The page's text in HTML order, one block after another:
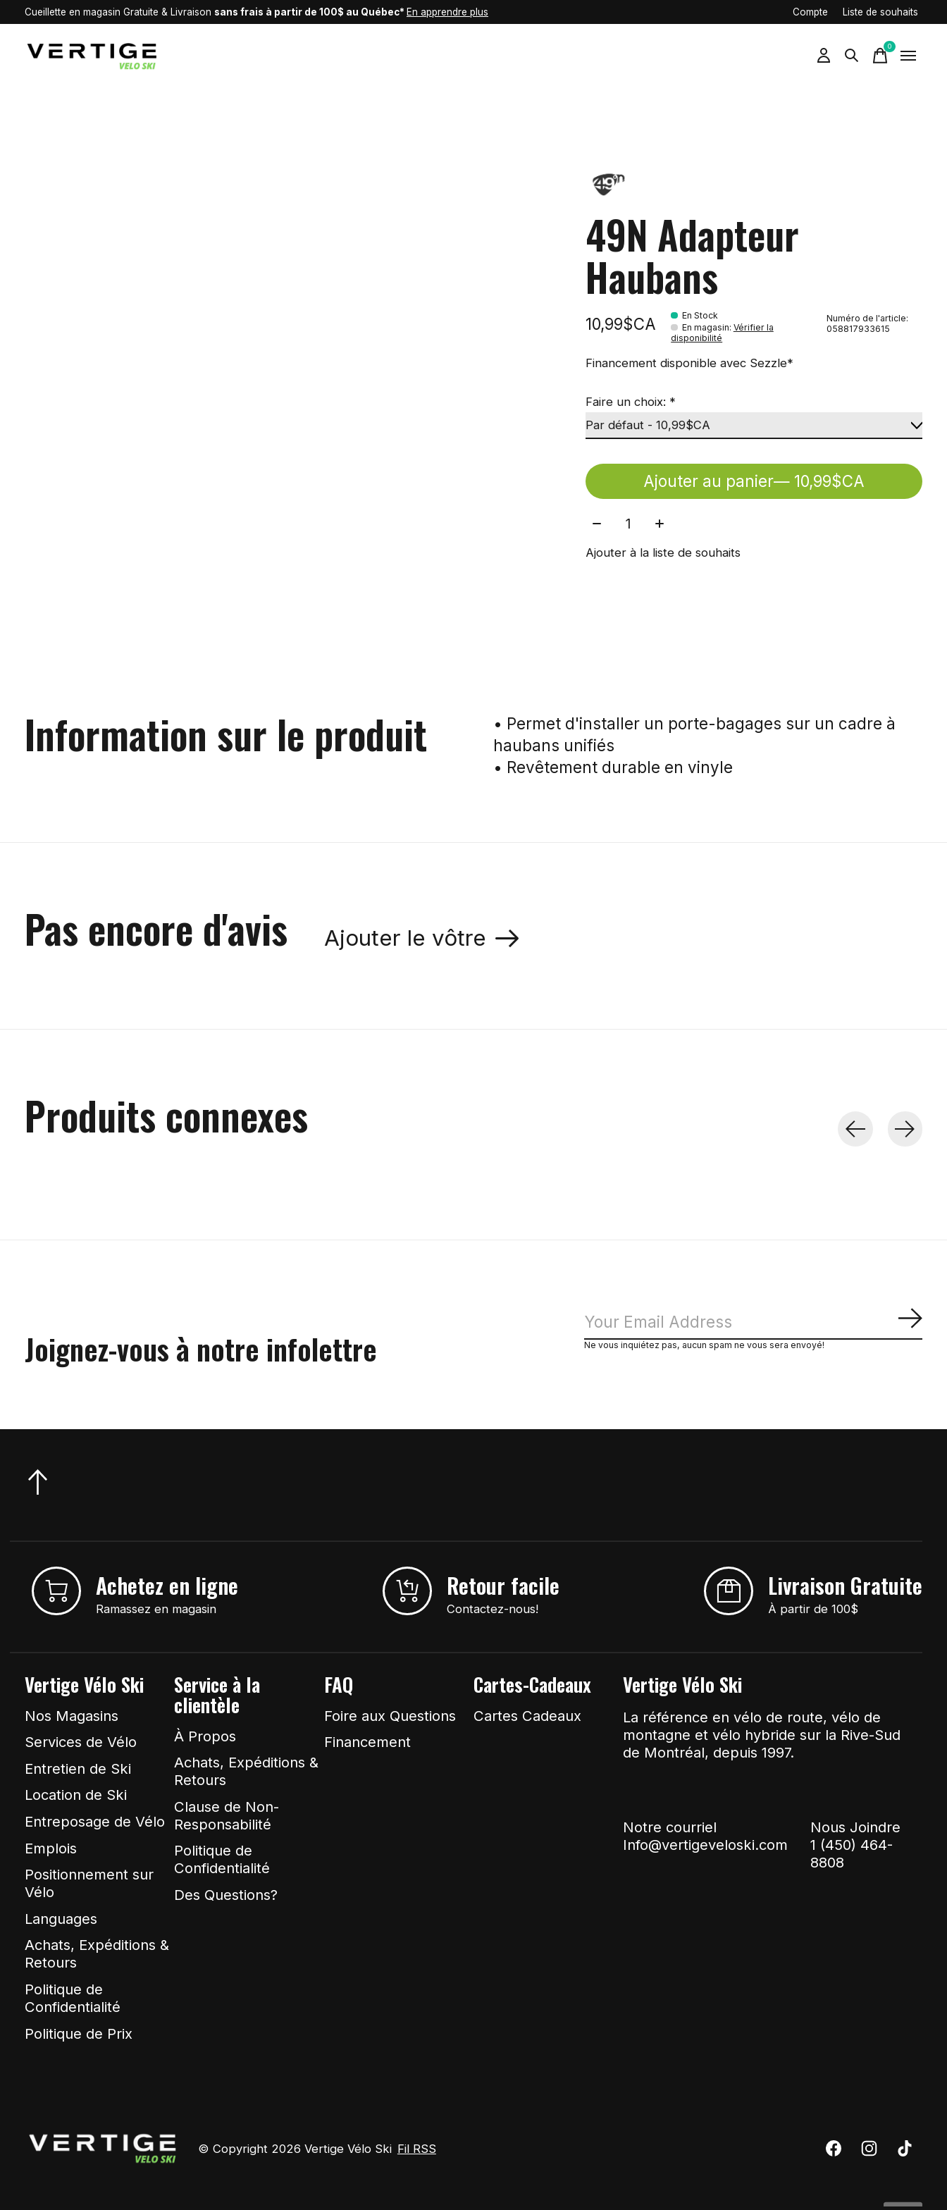
Cueillette en magasin Gratuite & Livraison sans frais à partir de 100$ au Québec* En apprendre plus Compte Liste de souhaits
0items
49N Adapteur
Haubans
10,99$CA
En Stock
En magasin: Vérifier la
disponibilité
Numéro de l'article:
058817933615
Financement disponible avec Sezzle*
Faire un choix: *
Ajouter au panier
— 10,99$CA
Quantité:
Ajouter à la liste de souhaits
Information sur le produit
• Permet d'installer un porte-bagages sur un cadre à
haubans unifiés
• Revêtement durable en vinyle
Pas encore d'avis Ajouter le vôtre
Produits connexes
Joignez-vous à notre infolettre Ne vous inquiétez pas, aucun spam ne vous sera envoyé!
Achetez en ligne
Ramassez en magasin
Retour facile
Contactez-nous!
Livraison Gratuite
À partir de 100$
Vertige Vélo Ski
Nos Magasins
Services de Vélo
Entretien de Ski
Location de Ski
Entreposage de Vélo
Emplois
Positionnement sur
Vélo
Languages
Achats, Expéditions &
Retours
Politique de
Confidentialité
Politique de Prix
Service à la
clientèle
À Propos
Achats, Expéditions &
Retours
Clause de Non-
Responsabilité
Politique de
Confidentialité
Des Questions?
FAQ
Foire aux Questions
Financement
Cartes-Cadeaux
Cartes Cadeaux
Vertige Vélo Ski
La référence en vélo de route, vélo de
montagne et vélo hybride sur la Rive-Sud
de Montréal, depuis 1997.
Notre courriel
Info@vertigeveloski.com
Nous Joindre
1 (450) 464-
8808
© Copyright 2026 Vertige Vélo Ski Fil RSS